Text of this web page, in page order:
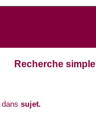
Recherche simple
danssujet.